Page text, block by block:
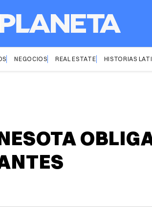
NEGOCIOS REAL ESTATE HISTORIAS